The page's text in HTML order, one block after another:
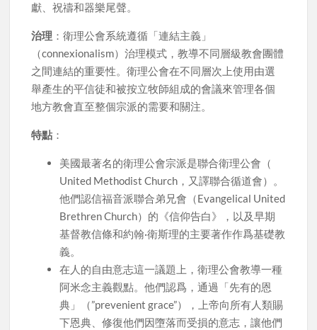
獻、祝禱和器樂尾聲。
治理 ：衛理公會系統遵循「連結主義」
（connexionalism）治理模式，教導不同層級教會團體
之間連結的重要性。衛理公會在不同層次上使用由選
舉產生的平信徒和被按立牧師組成的會議來管理各個
地方教會直至整個宗派的需要和關注。
特點 ：
美國最著名的衛理公會宗派是聯合衛理公會（
United Methodist Church，又譯聯合循道會）。
他們認信福音派聯合弟兄會（Evangelical United
Brethren Church）的《信仰告白》，以及早期
基督教信條和約翰·衛斯理的主要著作作爲基礎教
義。
在人的自由意志這一議題上，衛理公會教導一種
阿米念主義觀點。他們認爲，通過「先有的恩
典」（”prevenient grace”），上帝向所有人類賜
下恩典、修復他們因墮落而受損的意志，讓他們